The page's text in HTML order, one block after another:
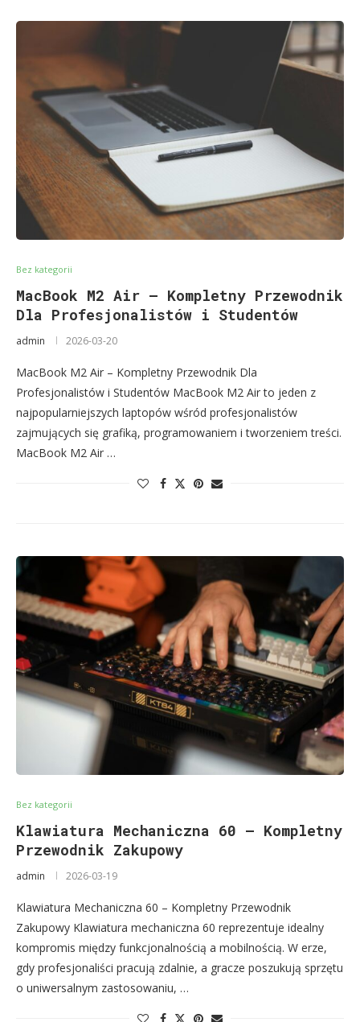
Bez kategorii
MacBook M2 Air – Kompletny Przewodnik
Dla Profesjonalistów i Studentów
admin 2026-03-20
MacBook M2 Air – Kompletny Przewodnik Dla
Profesjonalistów i Studentów MacBook M2 Air to jeden z
najpopularniejszych laptopów wśród profesjonalistów
zajmujących się grafiką, programowaniem i tworzeniem treści.
MacBook M2 Air …
Bez kategorii
Klawiatura Mechaniczna 60 – Kompletny
Przewodnik Zakupowy
admin 2026-03-19
Klawiatura Mechaniczna 60 – Kompletny Przewodnik
Zakupowy Klawiatura mechaniczna 60 reprezentuje idealny
kompromis między funkcjonalnością a mobilnością. W erze,
gdy profesjonaliści pracują zdalnie, a gracze poszukują sprzętu
o uniwersalnym zastosowaniu, …